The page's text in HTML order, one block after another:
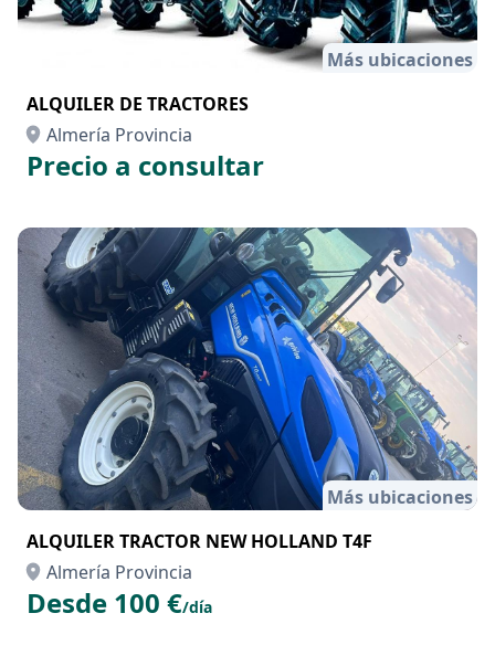
Más ubicaciones
ALQUILER DE TRACTORES
Almería Provincia
Precio a consultar
Más ubicaciones
ALQUILER TRACTOR NEW HOLLAND T4F
Almería Provincia
Desde 100 €/día